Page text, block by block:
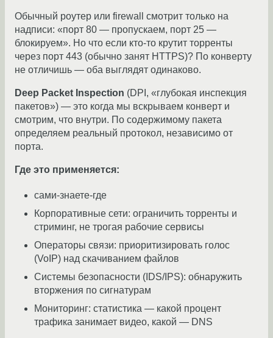
Обычный роутер или firewall смотрит только на
надписи: «порт 80 — пропускаем, порт 25 —
блокируем». Но что если кто-то крутит торренты
через порт 443 (обычно занят HTTPS)? По конверту
не отличишь — оба выглядят одинаково.
Deep Packet Inspection (DPI, «глубокая инспекция
пакетов») — это когда мы вскрываем конверт и
смотрим, что внутри. По содержимому пакета
определяем реальный протокол, независимо от
порта.
Где это применяется:
сами-знаете-где
Корпоративные сети: ограничить торренты и
стриминг, не трогая рабочие сервисы
Операторы связи: приоритизировать голос
(VoIP) над скачиванием файлов
Системы безопасности (IDS/IPS): обнаружить
вторжения по сигнатурам
Мониторинг: статистика — какой процент
трафика занимает видео, какой — DNS